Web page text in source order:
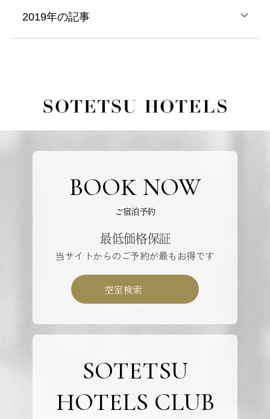
2019年の記事
BOOK NOW
ご宿泊予約
最低価格保証
当サイトからのご予約が最もお得です
空室検索
SOTETSU
HOTELS CLUB